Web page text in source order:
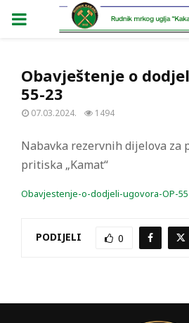
PRIMARY
Obavještenje o
55-23
07.03.2024. 1494
Nabavka rezervnih dijelova za
pritiska „Kamat“
Obavjestenje-o-dodjeli-ugovora-OP-
PODIJELI 0